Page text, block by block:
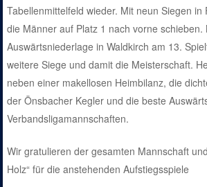
Tabellenmittelfeld wieder. Mit neun Siegen in
die Männer auf Platz 1 nach vorne schieben.
Auswärtsniederlage in Waldkirch am 13.
weitere Siege und damit die Meisterschaft.
neben einer makellosen Heimbilanz, die
der Önsbacher Kegler und die beste
Verbandsligamannschaften.
Wir gratulieren der gesamten Mannschaft
Holz“ für die anstehenden Aufstiegsspiele